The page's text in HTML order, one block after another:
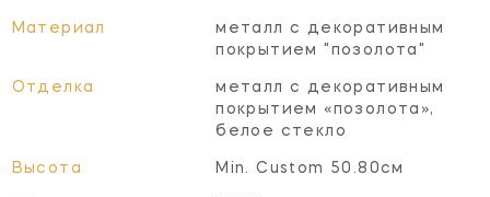
Материал
металл с декоративным
покрытием "позолота"
Отделка
металл с декоративным
покрытием «позолота»,
белое стекло
Высота Min. Custom 50.80см